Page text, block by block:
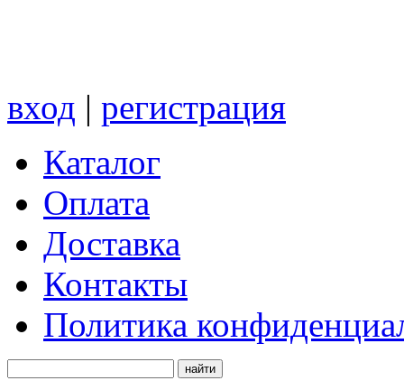
вход | регистрация
Каталог
Оплата
Доставка
Контакты
Политика